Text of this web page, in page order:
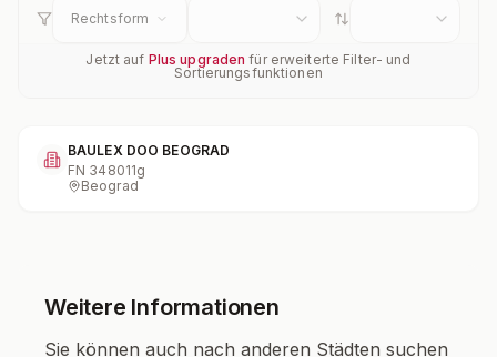
Rechtsform
Jetzt auf Plus upgraden für erweiterte Filter- und
Sortierungsfunktionen
BAULEX DOO BEOGRAD
FN 348011g
Beograd
Weitere Informationen
Sie können auch nach anderen Städten suchen